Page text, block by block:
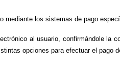
mediante los sistemas de pago
al usuario, confirmándole la
opciones para efectuar el pago